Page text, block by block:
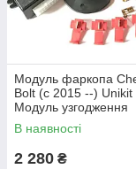
Модуль фаркопа
Bolt (c 2015 --) Unikit
Модуль узгодження
В наявності
2 280 ₴